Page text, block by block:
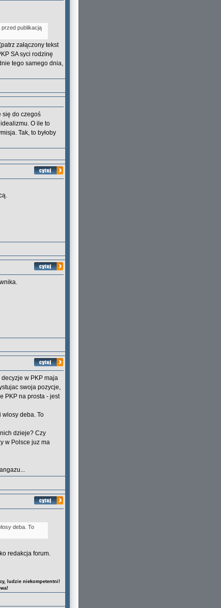
przed publikacją
załączony tekst
SA syci rodzinę
tego samego dnia,
się do czegoś
O ile to
Tak, to byłoby
w PKP maja
swoja pozycje,
PKP na prosta - jest
wlosy deba. To
dzieje? Czy
w Polsce juz ma
deba. To
redakcja forum.
ludzie niekompetentni!